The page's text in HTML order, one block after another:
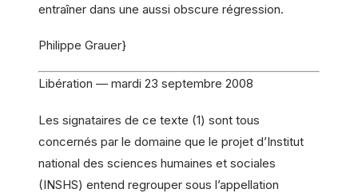
entraîner dans une aussi obscure régression.
Philippe Grauer}
Libération — mardi 23 septembre 2008
Les signataires de ce texte (1) sont tous
concernés par le domaine que le projet d’Institut
national des sciences humaines et sociales
(INSHS) entend regrouper sous l’appellation